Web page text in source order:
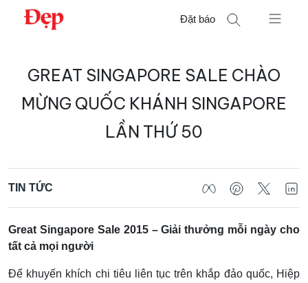
Chuyển
Đặt báo
kiếm
GREAT SINGAPORE SALE CHÀO
MỪNG QUỐC KHÁNH SINGAPORE
LẦN THỨ 50
TIN TỨC
Great Singapore Sale 2015 – Giải thưởng mỗi ngày cho
tất cả mọi người
Để khuyến khích chi tiêu liên tục trên khắp đảo quốc, Hiệp